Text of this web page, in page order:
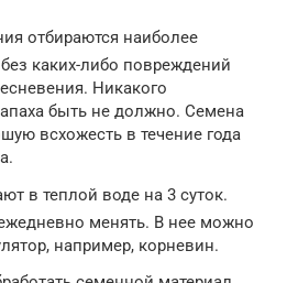
отбираются наиболее
каких-либо повреждений
Никакого
быть не должно. Семена
всхожесть в течение года
в теплой воде на 3 суток.
ежедневно менять. В нее можно
например, корневин.